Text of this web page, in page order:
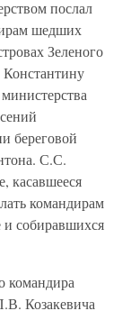
послал
шедших
Зеленого
береговой
С.С.
касавшееся
командирам
и собиравшихся
командира
Козакевича